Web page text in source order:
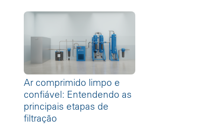
Ar comprimido limpo e
confiável: Entendendo as
principais etapas de
filtração